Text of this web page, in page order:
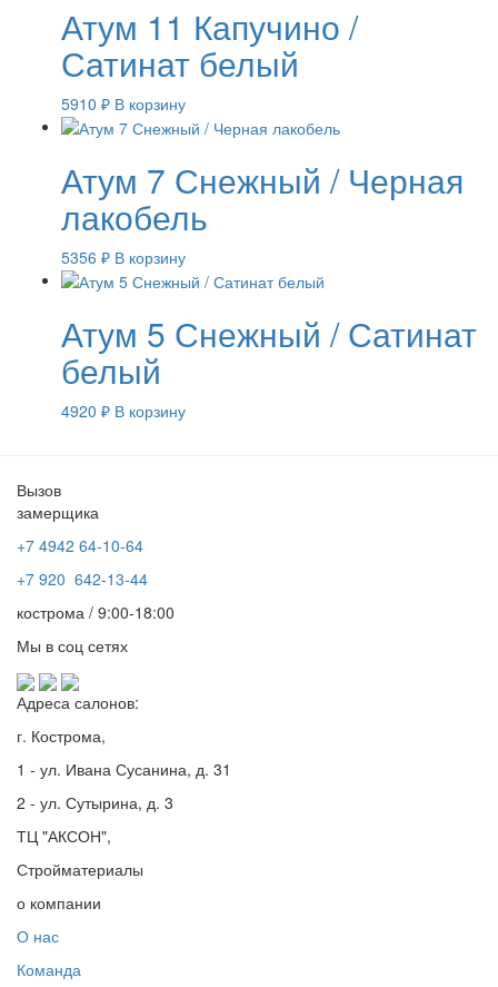
Атум 11 Капучино /
Сатинат белый
5910 ₽ В корзину
Атум 7 Снежный / Черная
лакобель
5356 ₽ В корзину
Атум 5 Снежный / Сатинат
белый
4920 ₽ В корзину
Вызов
замерщика
+7 4942 64-10-64
+7 920 642-13-44
кострома / 9:00-18:00
Мы в соц сетях
Адреса салонов:
г. Кострома,
1 - ул. Ивана Сусанина, д. 31
2 - ул. Сутырина, д. 3
ТЦ "АКСОН",
Стройматериалы
о компании
О нас
Команда